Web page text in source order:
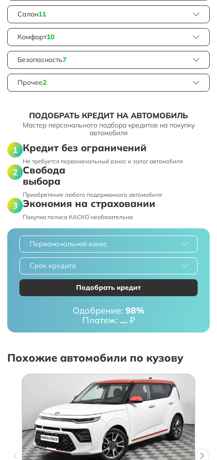
Салон11
Комфорт10
Безопасность7
Прочее2
ПОДОБРАТЬ КРЕДИТ НА АВТОМОБИЛЬ
Мастер персонального подбора кредитов на покупку
автомобиля
Кредит без ограничений
Не требуется первоначальный взнос и залог автомобиля
Свобода
выбора
Приобретение любого подержанного автомобиля
Экономия на страховании
Покупка полиса КАСКО необязательна
Первоначальной взнос
Срок кредита
Подобрать кредит
Одобрение: 98%
Платеж: ... ₽
Похожие автомобили по кузову